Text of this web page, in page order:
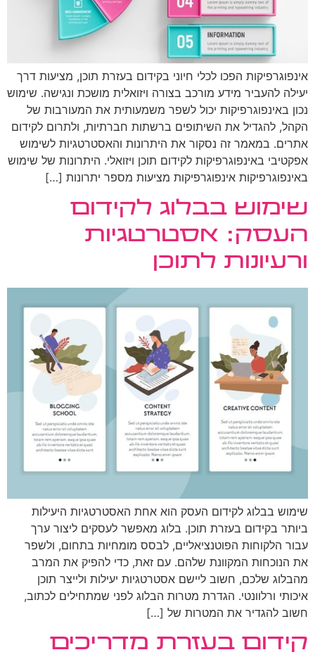
אינפוגרפיקות הפכו לכלי חיוני בקידום בעזרת תוכן, מציעות דרך
יעילה להעביר מידע מורכב בצורה ויזואלית מושכת ונגישה. שימוש
נכון באינפוגרפיקות יכול לשפר משמעותית את המעורבות של
הקהל, להגדיל את השיתופים ברשתות חברתיות, ולתרום לקידום
אתרים. במאמר זה נסקור את היתרונות והאסטרטגיות לשימוש
אפקטיבי באינפוגרפיקות לקידום תוכן ויזואלי. היתרונות של שימוש
באינפוגרפיקות אינפוגרפיקות מציעות מספר יתרונות […]
שימוש בבלוג לקידום
העסק: אסטרטגיות
ורעיונות לתוכן
שימוש בבלוג לקידום העסק הוא אחת האסטרטגיות היעילות
ביותר בקידום בעזרת תוכן. בלוג מאפשר לעסקים ליצור ערך
עבור הלקוחות הפוטנציאליים, לבסס מומחיות בתחום, ולשפר
את הנוכחות המקוונת שלהם. עם זאת, כדי להפיק את המרב
מהבלוג שלכם, חשוב ליישם אסטרטגיות יעילות ולייצר תוכן
איכותי ורלוונטי. הגדרת מטרות הבלוג לפני שמתחילים לכתוב,
חשוב להגדיר את המטרות של […]
קידום בעזרת מדריכים